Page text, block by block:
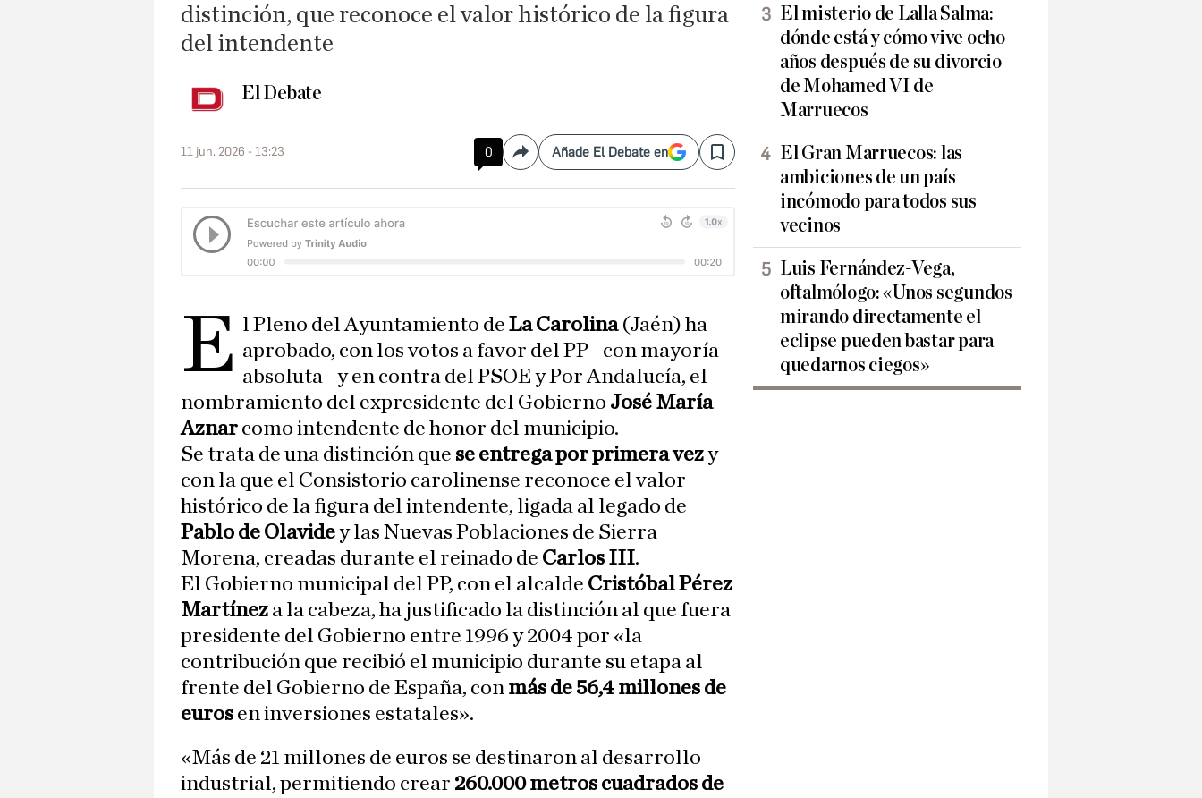
distinción, que reconoce el valor histórico de la figura
del intendente
El Debate
11 jun. 2026 - 13:23 0 CompartirAñade El Debate en Save
E l Pleno del Ayuntamiento deLa Carolina(Jaén) ha
aprobado, con los votos a favor del PP –con mayoría
absoluta– y en contra del PSOE y Por Andalucía, el
nombramiento del expresidente del Gobierno José María
Aznar como intendente de honor del municipio.
Se trata de una distinción que se entrega por primera vezy
con la que el Consistorio carolinense reconoce el valor
histórico de la figura del intendente, ligada al legado de
Pablo de Olavidey las Nuevas Poblaciones de Sierra
Morena, creadas durante el reinado de Carlos III.
El Gobierno municipal del PP, con el alcalde Cristóbal Pérez
Martínez a la cabeza, ha justificado la distinción al que fuera
presidente del Gobierno entre 1996 y 2004 por «la
contribución que recibió el municipio durante su etapa al
frente del Gobierno de España, con más de 56,4 millones de
euros en inversiones estatales».
«Más de 21 millones de euros se destinaron al desarrollo
industrial, permitiendo crear 260.000 metros cuadrados de
El misterio de Lalla Salma:
dónde está y cómo vive ocho
años después de su divorcio
de Mohamed VI de
Marruecos
El Gran Marruecos: las
ambiciones de un país
incómodo para todos sus
vecinos
Luis Fernández-Vega,
oftalmólogo: «Unos segundos
mirando directamente el
eclipse pueden bastar para
quedarnos ciegos»